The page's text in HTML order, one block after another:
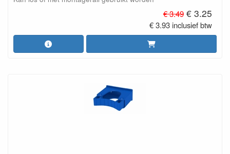
€ 3.49 € 3.25
€ 3.93 inclusief btw